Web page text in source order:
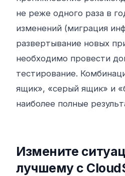
не реже одного раза в
изменений (миграция
развертывание новых
необходимо провести
тестирование.
ящик», «серый ящик» и
наиболее полные
Измените
лучшему с